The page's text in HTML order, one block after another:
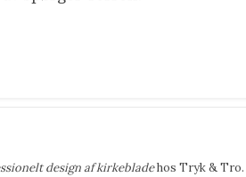
design af kirkebladehos Tryk & Tro.